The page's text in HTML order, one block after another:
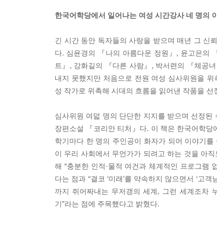
한국어학당에서 일어나는 여성 시간강사 네 명의
긴 시간 동안 독자들의 사랑을 받으며 매년 그 신
다. 심윤경의 『나의 아름다운 정원』, 윤고은의
트』, 강화길의 『다른 사람』, 박서련의 『체공
내지 못했지만 처음으로 전원 여성 심사위원을
성 작가로 위촉해 시대의 흐름을 읽어낸 작품을 선
심사위원 여덟 명의 단단한 지지를 받으며 선정
장편소설 『코리안 티처』다. 이 책은 한국어학
학기마다 한 명의 주인공이 화자가 되어 이야기
이 우리 사회에서 무언가가 되려고 하는 것을 아
해 “충분한 인적·물적 여건과 체계적인 프로그램
다는 점과 “결코 ‘미래’를 약속하지 않으면서 ‘고
까지 쥐어짜내는 무저갱의 세계, 그런 세계조차
기”라는 점에 주목했다고 밝혔다.